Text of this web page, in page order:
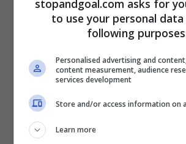
L’unica cosa che possiamo
con la voce, io negli ultimi
stimolo ed un supporto, serve
portare a casa il risultato. La
gioca, ma stiamo pagando a
ingenuità.
stopandgoal.com asks for
to use your personal
following
Personalised advertising and
content measurement, audience
services development
Store and/or access information on
Learn more